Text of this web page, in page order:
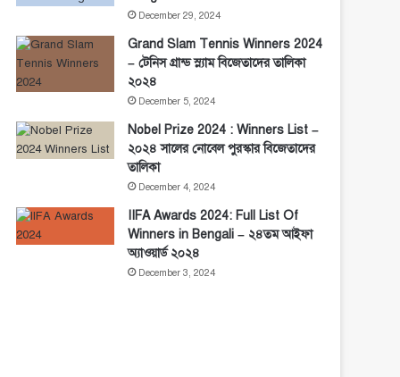
December 29, 2024
Grand Slam Tennis Winners 2024
– টেনিস গ্রান্ড স্ল্যাম বিজেতাদের তালিকা
২০২৪
December 5, 2024
Nobel Prize 2024 : Winners List –
২০২৪ সালের নোবেল পুরস্কার বিজেতাদের
তালিকা
December 4, 2024
IIFA Awards 2024: Full List Of
Winners in Bengali – ২৪তম আইফা
অ্যাওয়ার্ড ২০২৪
December 3, 2024